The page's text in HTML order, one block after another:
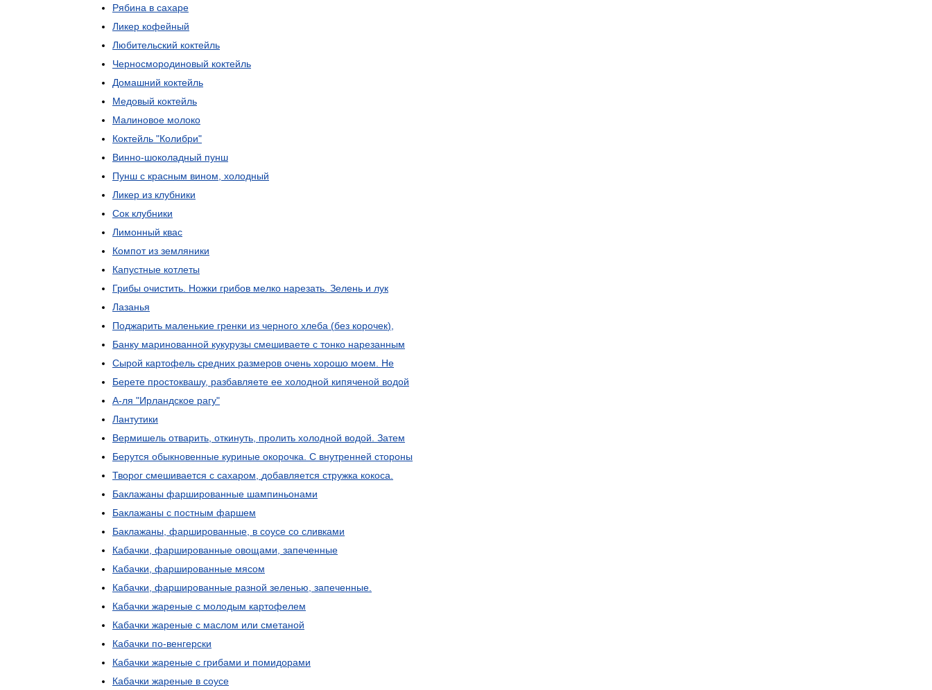
Рябина в сахаре
Ликер кофейный
Любительский коктейль
Черносмородиновый коктейль
Домашний коктейль
Медовый коктейль
Малиновое молоко
Коктейль "Колибри"
Винно-шоколадный пунш
Пунш с красным вином холодный
Ликер из клубники
Сок клубники
Лимонный квас
Компот из земляники
Капустные котлеты
Грибы очистить Ножки грибов мелко нарезать Зелень и лук
Лазанья
Поджарить маленькие гренки из черного хлеба (без корочек),
Банку маринованной кукурузы смешиваете с тонко нарезанным
Сырой картофель средних размеров очень хорошо моем
Не
Берете простоквашу, разбавляете ее холодной кипяченой водой
А-ля "Ирландское рагу"
Лантутики
Вермишель отварить откинуть пролить холодной водой Затем
Берутся обыкновенные куриные окорочка С внутренней стороны
Творог смешивается с сахаром добавляется стружка кокоса
Баклажаны фаршированные шампиньонами
Баклажаны с постным фаршем
Баклажаны фаршированные в соусе со сливками
Кабачки фаршированные овощами запеченные
Кабачки фаршированные мясом
Кабачки фаршированные разной зеленью запеченные
Кабачки жареные с молодым картофелем
Кабачки жареные с маслом или сметаной
Кабачки по-венгерски
Кабачки жареные с грибами и помидорами
Кабачки жареные в соусе